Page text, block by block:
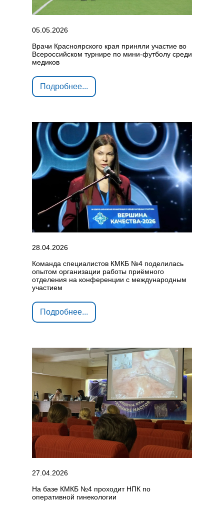
05.05.2026
Врачи Красноярского края приняли участие во
Всероссийском турнире по мини‑футболу среди
медиков
Подробнее...
28.04.2026
Команда специалистов КМКБ №4 поделилась
опытом организации работы приёмного
отделения на конференции с международным
участием
Подробнее...
27.04.2026
На базе КМКБ №4 проходит НПК по
оперативной гинекологии